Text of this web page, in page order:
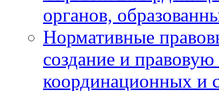
органов,
Нормативные
создание и
координационных и